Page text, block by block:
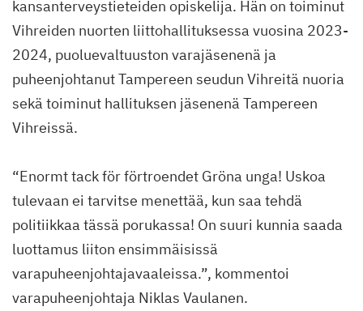
kansanterveystieteiden opiskelija. Hän on toiminut
Vihreiden nuorten liittohallituksessa vuosina 2023-
2024, puoluevaltuuston varajäsenenä ja
puheenjohtanut Tampereen seudun Vihreitä nuoria
sekä toiminut hallituksen jäsenenä Tampereen
Vihreissä.
“Enormt tack för förtroendet Gröna unga! Uskoa
tulevaan ei tarvitse menettää, kun saa tehdä
politiikkaa tässä porukassa! On suuri kunnia saada
luottamus liiton ensimmäisissä
varapuheenjohtajavaaleissa.”, kommentoi
varapuheenjohtaja Niklas Vaulanen.